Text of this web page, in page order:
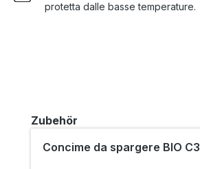
protetta dalle basse temperature.
Salta la galleria dei prodotti
Zubehör
Concime da spargere BIO C3